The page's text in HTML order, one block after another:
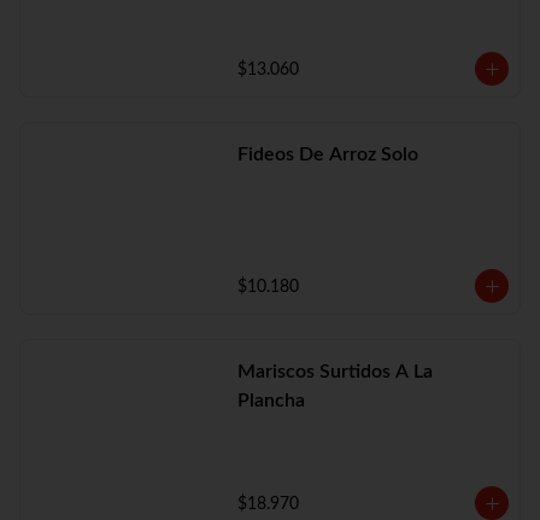
$13.060
Fideos De Arroz Solo
$10.180
Mariscos Surtidos A La
Plancha
$18.970